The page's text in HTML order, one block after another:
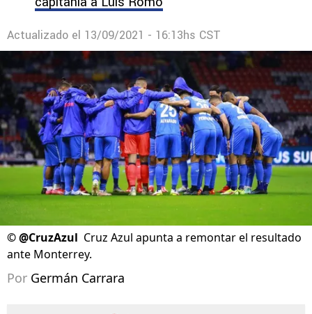
Actualizado el 13/09/2021 - 16:13hs CST
©@CruzAzul Cruz Azul apunta a remontar el resultado
ante Monterrey.
Por Germán Carrara